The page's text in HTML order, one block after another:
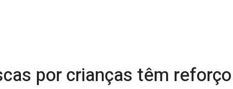
por crianças têm